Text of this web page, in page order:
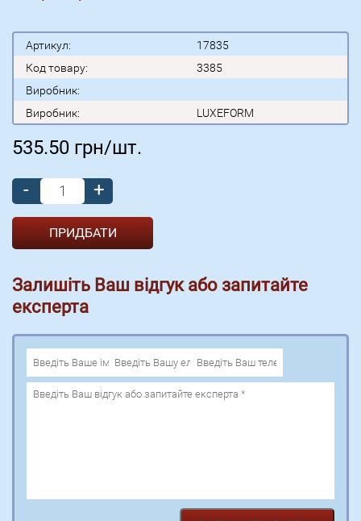
Артикул:
17835
Код товару:
3385
Виробник:
Виробник:
LUXEFORM
535.50 грн/шт.
-
+
Залишіть Ваш відгук або запитайте
експерта